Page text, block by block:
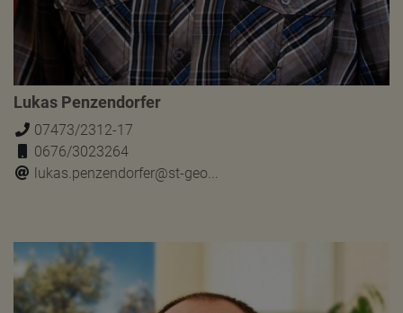
Lukas Penzendorfer
07473/2312-17
0676/3023264
lukas.penzendorfer@st-geo...